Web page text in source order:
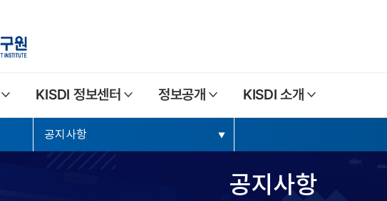
KISDI 정보센터 정보공개 KISDI 소개
공지사항
공지사항